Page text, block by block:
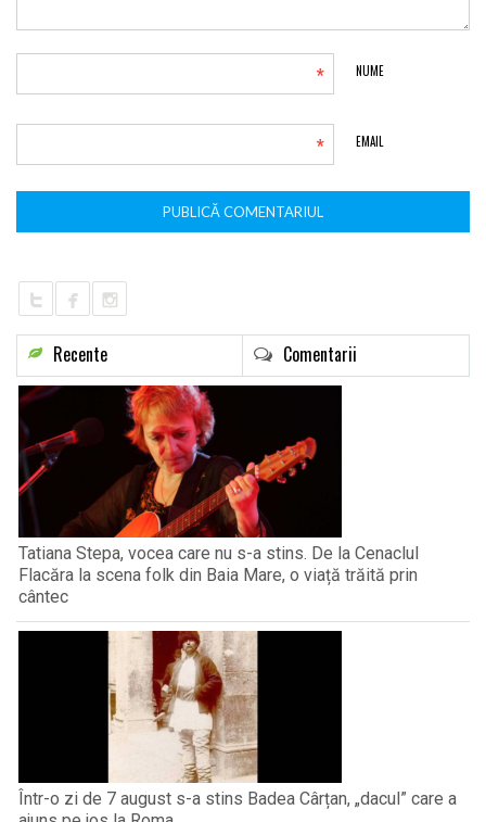
NUME
*
EMAIL
*
Recente Comentarii
Tatiana Stepa, vocea care nu s-a stins. De la Cenaclul
Flacăra la scena folk din Baia Mare, o viață trăită prin
cântec
Într-o zi de 7 august s-a stins Badea Cârțan, „dacul” care a